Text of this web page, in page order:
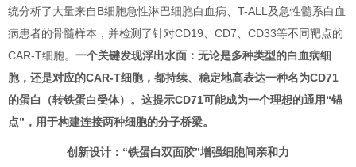
统分析了大量来自B细胞急性淋巴细胞白血病、T-ALL及急性髓系白血
病患者的骨髓样本，并检测了针对CD19、CD7、CD33等不同靶点的
CAR-T细胞。 一个关键发现浮出水面：无论是多种类型的白血病细
胞，还是对应的CAR-T细胞，都持续、稳定地高表达一种名为CD71
的蛋白（转铁蛋白受体）。这提示CD71可能成为一个理想的通用“锚
点”，用于构建连接两种细胞的分子桥梁。
创新设计：“铁蛋白双面胶”增强细胞间亲和力